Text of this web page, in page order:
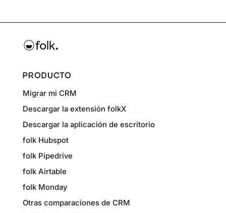
PRODUCTO
Migrar mi CRM
Descargar la extensión folkX
Descargar la aplicación de escritorio
folk Hubspot
folk Pipedrive
folk Airtable
folk Monday
Otras comparaciones de CRM